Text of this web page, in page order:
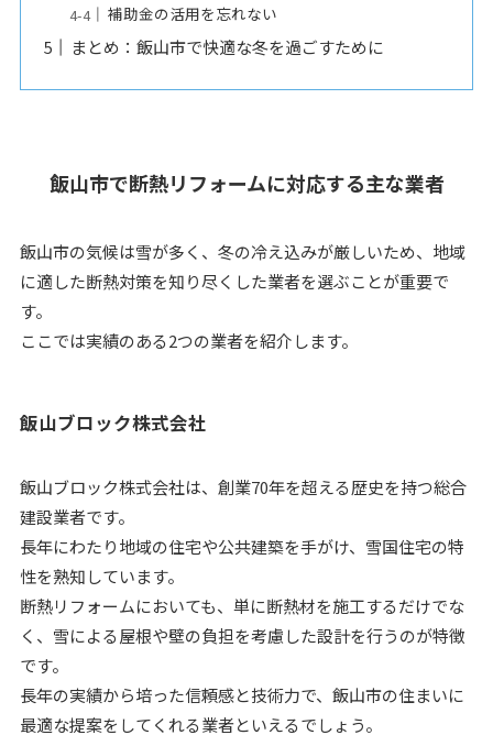
補助金の活用を忘れない
まとめ：飯山市で快適な冬を過ごすために
飯山市で断熱リフォームに対応する主な業者
飯山市の気候は雪が多く、冬の冷え込みが厳しいため、地域
に適した断熱対策を知り尽くした業者を選ぶことが重要で
す。
ここでは実績のある2つの業者を紹介します。
飯山ブロック株式会社
飯山ブロック株式会社は、創業70年を超える歴史を持つ総合
建設業者です。
長年にわたり地域の住宅や公共建築を手がけ、雪国住宅の特
性を熟知しています。
断熱リフォームにおいても、単に断熱材を施工するだけでな
く、雪による屋根や壁の負担を考慮した設計を行うのが特徴
です。
長年の実績から培った信頼感と技術力で、飯山市の住まいに
最適な提案をしてくれる業者といえるでしょう。